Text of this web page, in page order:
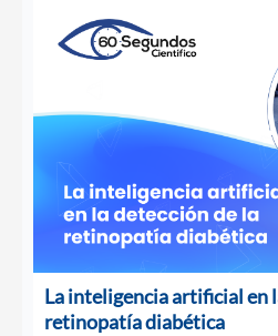
La inteligencia artificial en
retinopatía diabética